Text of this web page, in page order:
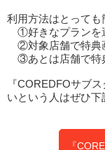
利用方法はとっても
①好きなプランを
②対象店舗で特典
③あとは店舗で特
『COREDFOサブ
いという人はぜひ下
『